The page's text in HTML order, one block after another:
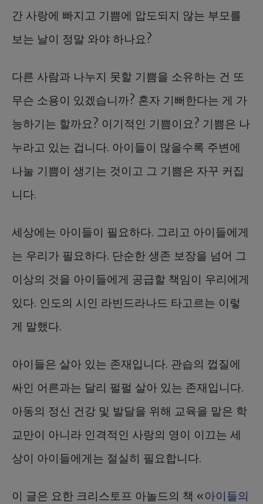
간 사랑에 빠지고 기쁨에 압도되지 않는 부모를
보는 날이 정말 와야 하나요?
다른 사람과 나누지 못할 기쁨을 소유하는 건 또
무슨 소용이 있겠습니까? 혼자 기뻐한다는 게 가
능하기는 할까요? 이기적인 기쁨이요? 기쁨은 나
누라고 있는 겁니다. 아이들이 많을수록 주변에
나눌 기쁨이 생기는 것이고 그 기쁨은 자꾸 커집
니다.
세상에는 아이들이 필요하다. 그리고 아이들에게
는 우리가 필요하다. 단순한 생존 보장을 넘어 그
이상의 것을 아이들에게 공급할 책임이 우리에게
있다. 인도의 시인 라빈드라나드 타고르는 이렇
게 말했다.
아이들은 살아 있는 존재입니다. 관습의 껍질에
싸인 어른과는 달리 펄펄 살아 있는 존재입니다.
아동의 정신 건강 및 발달을 위해 교육을 맡은 학
교만이 아니라 인격적인 사랑의 영이 이끄는 세
상이 아이들에게는 절실히 필요합니다.
이 글은 요한 크리스토프 아놀드의 책 «아이들의